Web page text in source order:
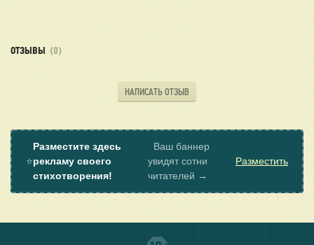
ОТЗЫВЫ (0)
НАПИСАТЬ ОТЗЫВ
⭐
Разместите здесь
рекламу своего
стихотворения!
Ваш баннер
увидят сотни
читателей →
Разместить